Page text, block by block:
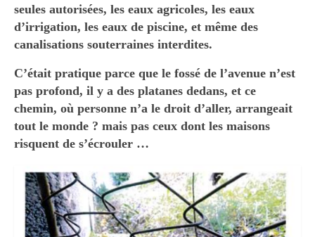
DROIT DE RÉPONSE
Maquillage hydraulique?
ALERTE 2023
Mort pour le chemin des
Piochs
LA PIÈCE
MAÎTRESSE
Invitation chemin des Piochs
seules autorisées, les eaux agricoles, les eaux
d’irrigation, les eaux de piscine, et même des
canalisations souterraines interdites.
C’était pratique parce que le fossé de l’avenue n’est
pas profond, il y a des platanes dedans, et ce
chemin, où personne n’a le droit d’aller, arrangeait
tout le monde ? mais pas ceux dont les maisons
risquent de s’écrouler …